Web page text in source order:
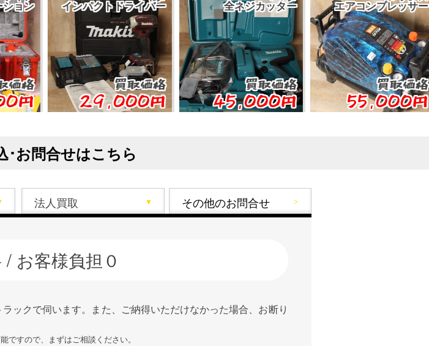
インパクトドライバー
買取価格
29,000円
全ネジカッター
買取価格
45,000円
エアコンプレッサー
買取価格
55,000円
･お問合せはこちら
お客様負担０
ックで伺います。また、ご納得いただけなかった場合、お断り
ですので、まずはご相談ください。
法人買取 その他のお問合せ